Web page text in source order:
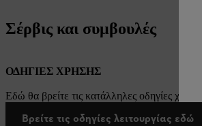
Σέρβις και συμβουλές
ΟΔΗΓΙΕΣ ΧΡΗΣΗΣ
Εδώ θα βρείτε τις κατάλληλες οδηγίες
Βρείτε τις οδηγίες λειτουργίας εδώ